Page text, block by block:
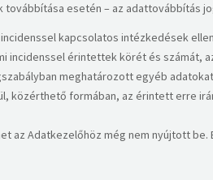
esetén – az adattovábbítás
kapcsolatos intézkedések
érintettek körét és számát,
meghatározott egyéb
közérthető formában, az érintett erre
az Adatkezelőhöz még nem nyújtott be.